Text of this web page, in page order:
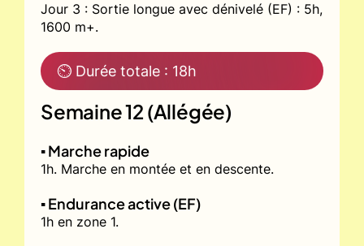
Jour 3 : Sortie longue avec dénivelé (EF) : 5h,
1600 m+.
⏲ Durée totale : 18h
Semaine 12 (Allégée)
▪️ Marche rapide
1h. Marche en montée et en descente.
▪️ Endurance active (EF)
1h en zone 1.